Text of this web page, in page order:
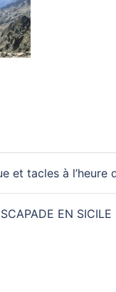
et tacles à l’heure
EN SICILE